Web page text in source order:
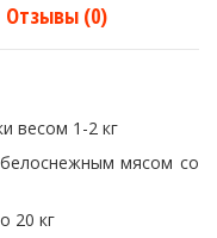
Отзывы (0)
весом 1-2 кг
мясом со
20 кг